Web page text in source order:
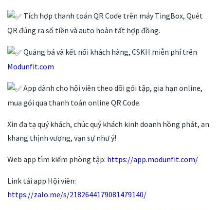
Tích hợp thanh toán QR Code trên máy TingBox, Quét
QR đúng ra số tiền và auto hoàn tất hợp đồng.
Quảng bá và kết nối khách hàng, CSKH miễn phí trên
Modunfit.com
App dành cho hội viên theo dõi gói tập, gia hạn online,
mua gói qua thanh toán online QR Code.
Xin đa tạ quý khách, chúc quý khách kinh doanh hồng phát, an
khang thịnh vượng, vạn sự như ý!
Web app tìm kiếm phòng tập: https://app.modunfit.com/
Link tải app Hội viên:
https://zalo.me/s/2182644179081479140/